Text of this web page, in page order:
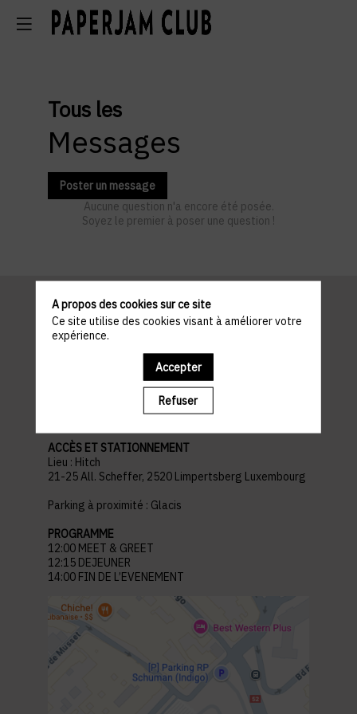
Tous les
Messages
Poster un message
Aucune question n'a encore été posée.
Soyez le premier à poser une question !
Informations
pratiques
ACCÈS ET STATIONNEMENT
Lieu : Hitch
21-25 All. Scheffer, 2520 Limpertsberg Luxembourg
Parking à proximité : Glacis
PROGRAMME
12:00 MEET & GREET
12:15 DEJEUNER
14:00 FIN DE L’EVENEMENT
A propos des cookies sur ce site
Ce site utilise des cookies visant à améliorer votre
expérience.
Accepter
Refuser